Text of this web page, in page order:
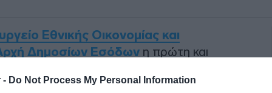
- Do Not Process My Personal Information
Εθνικής Οικονομίας και
Δημοσίων Εσόδων η πρώτη και
οικονομικής ενίσχυσης σε
για κάθε εξαρτώμενο τέκνο.